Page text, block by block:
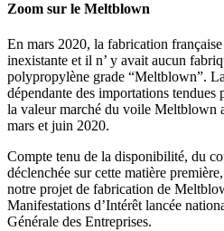
Zoom sur le Meltblown
En mars 2020, la fabrication
inexistante et il n’ y avait aucun
polypropylène grade “Meltblown”.
dépendante des importations
la valeur marché du voile Meltblown
mars et juin 2020.
Compte tenu de la disponibilité, du
déclenchée sur cette matière
notre projet de fabrication de
Manifestations d’Intérêt lancée
Générale des Entreprises.